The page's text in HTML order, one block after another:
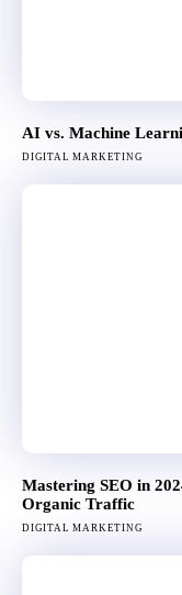
AI vs. Machine
DIGITAL MARKETING
Mastering SEO in
Organic Traffic
DIGITAL MARKETING